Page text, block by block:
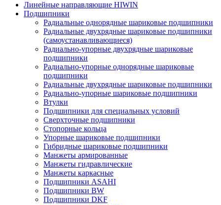
Линейные направляющие HIWIN
Подшипники
Радиальные однорядные шариковые подшипники
Радиальные двухрядные шариковые подшипники
(самоустанавливающиеся)
Радиально-упорные двухрядные шариковые
подшипники
Радиально-упорные однорядные шариковые
подшипники
Радиальные двухрядные шариковые подшипники
Радиально-упорные шариковые подшипники
Втулки
Подшипники для специальных условий
Сверхточные подшипники
Стопорные кольца
Упорные шариковые подшипники
Гибридные шариковые подшипники
Манжеты армированные
Манжеты гидравлические
Манжеты каркасные
Подшипники ASAHI
Подшипники BW
Подшипники DKF